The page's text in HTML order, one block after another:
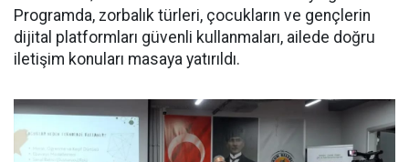
Programda, zorbalık türleri, çocukların ve gençlerin
dijital platformları güvenli kullanmaları, ailede doğru
iletişim konuları masaya yatırıldı.